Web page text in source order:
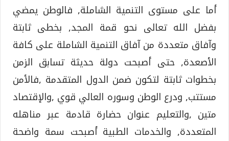
أما على مستوى التنمية الشاملة, فالوطن يمضي
بفضل الله تعالى نحو قمة المجد, بخطى ثابتة
وآفاق متعددة من آفاق التنمية الشاملة على كافة
الأصعدة, حتى أصبحت دولة حديثة تسابق الزمن
بخطوات ثابتة لتكون ضمن الدول المتقدمة ,فالأمن
مستتب, ودرع الوطن وسوره العالي قوي ,والإقتصاد
متين ,والتعليم عنوان حضارة قادمة عبر مناهله
المتعددة, والخدمات الطبية أصبحت سمة واضحة